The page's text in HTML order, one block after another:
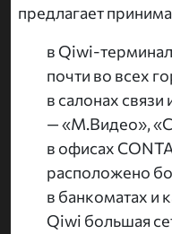
предлагает
в Qiwi-
почти во всех
в салонах
— «М.Видео»,
в офисах
расположено
в банкоматах и
Qiwi большая